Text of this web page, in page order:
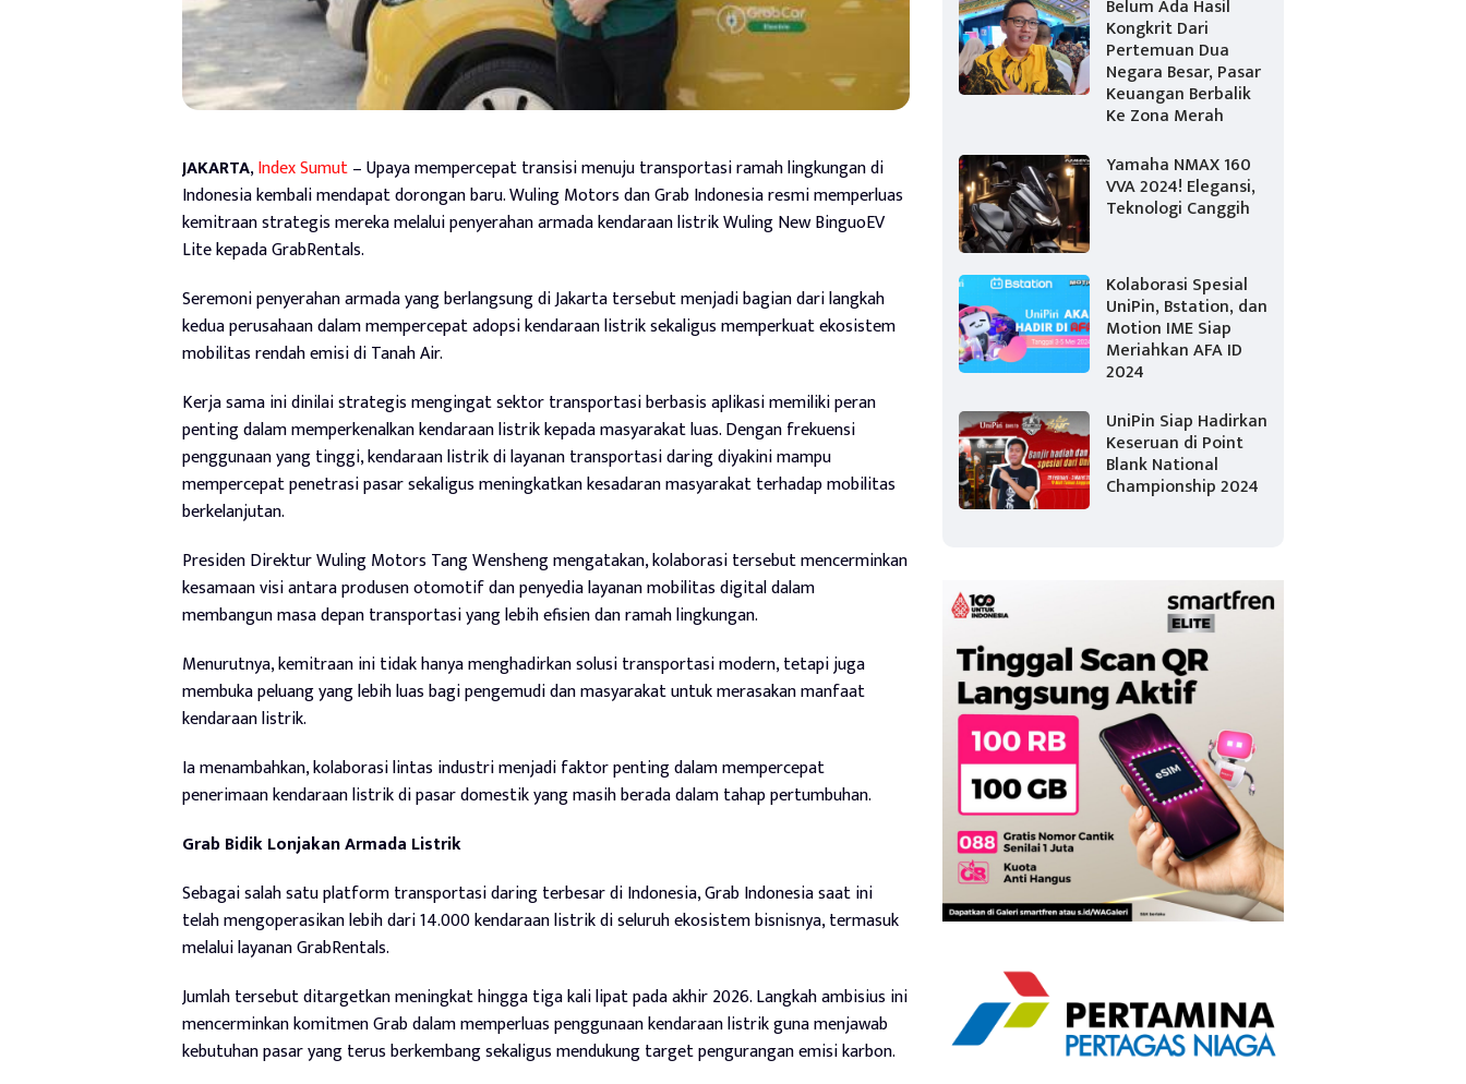
JAKARTA,Index Sumut– Upaya mempercepat transisi menuju transportasi ramah lingkungan di
Indonesia kembali mendapat dorongan baru. Wuling Motors dan Grab Indonesia resmi memperluas
kemitraan strategis mereka melalui penyerahan armada kendaraan listrik Wuling New BinguoEV
Lite kepada GrabRentals.
Seremoni penyerahan armada yang berlangsung di Jakarta tersebut menjadi bagian dari langkah
kedua perusahaan dalam mempercepat adopsi kendaraan listrik sekaligus memperkuat ekosistem
mobilitas rendah emisi di Tanah Air.
Kerja sama ini dinilai strategis mengingat sektor transportasi berbasis aplikasi memiliki peran
penting dalam memperkenalkan kendaraan listrik kepada masyarakat luas. Dengan frekuensi
penggunaan yang tinggi, kendaraan listrik di layanan transportasi daring diyakini mampu
mempercepat penetrasi pasar sekaligus meningkatkan kesadaran masyarakat terhadap mobilitas
berkelanjutan.
Presiden Direktur Wuling Motors Tang Wensheng mengatakan, kolaborasi tersebut mencerminkan
kesamaan visi antara produsen otomotif dan penyedia layanan mobilitas digital dalam
membangun masa depan transportasi yang lebih efisien dan ramah lingkungan.
Menurutnya, kemitraan ini tidak hanya menghadirkan solusi transportasi modern, tetapi juga
membuka peluang yang lebih luas bagi pengemudi dan masyarakat untuk merasakan manfaat
kendaraan listrik.
Ia menambahkan, kolaborasi lintas industri menjadi faktor penting dalam mempercepat
penerimaan kendaraan listrik di pasar domestik yang masih berada dalam tahap pertumbuhan.
Grab Bidik Lonjakan Armada Listrik
Sebagai salah satu platform transportasi daring terbesar di Indonesia, Grab Indonesia saat ini
telah mengoperasikan lebih dari 14.000 kendaraan listrik di seluruh ekosistem bisnisnya, termasuk
melalui layanan GrabRentals.
Jumlah tersebut ditargetkan meningkat hingga tiga kali lipat pada akhir 2026. Langkah ambisius ini
mencerminkan komitmen Grab dalam memperluas penggunaan kendaraan listrik guna menjawab
kebutuhan pasar yang terus berkembang sekaligus mendukung target pengurangan emisi karbon.
Belum Ada Hasil
Kongkrit Dari
Pertemuan Dua
Negara Besar, Pasar
Keuangan Berbalik
Ke Zona Merah
Yamaha NMAX 160
VVA 2024! Elegansi,
Teknologi Canggih
Kolaborasi Spesial
UniPin, Bstation, dan
Motion IME Siap
Meriahkan AFA ID
2024
UniPin Siap Hadirkan
Keseruan di Point
Blank National
Championship 2024